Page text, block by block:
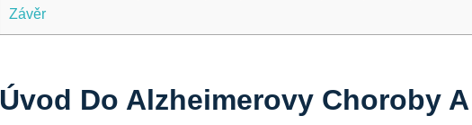
Závěr
Úvod Do Alzheimerovy Choroby